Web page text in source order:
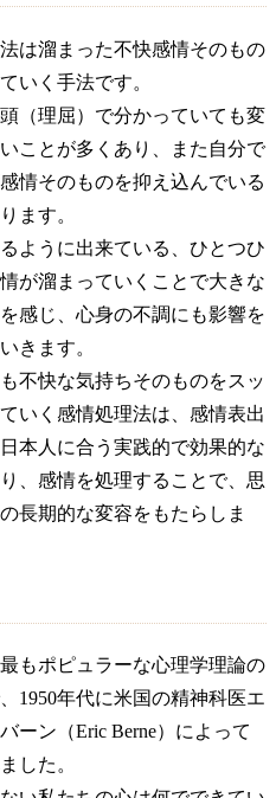
は溜まった不快感情そのもの
いく手法です。
（理屈）で分かっていても変
ことが多くあり、また自分で
情そのものを抑え込んでいる
ます。
ように出来ている、ひとつひ
が溜まっていくことで大きな
感じ、心身の不調にも影響を
きます。
不快な気持ちそのものをスッ
いく感情処理法は、感情表出
本人に合う実践的で効果的な
、感情を処理することで、思
長期的な変容をもたらしま
もポピュラーな心理学理論の
1950年代に米国の精神科医エ
ーン（Eric Berne）によって
した。